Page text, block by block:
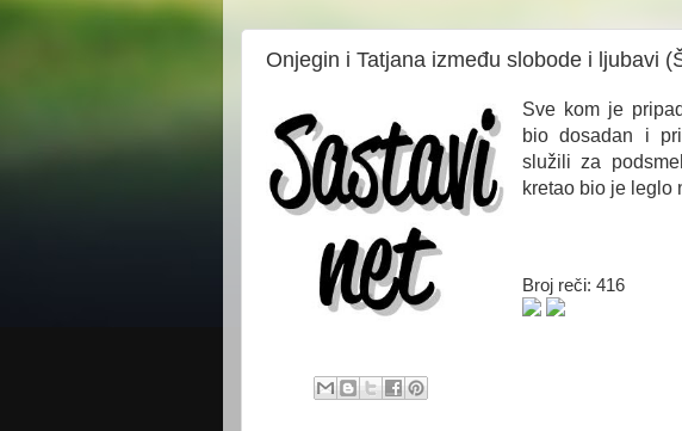
Onjegin i Tatjana između slobode i ljubavi
Sve kom je
bio dosadan i
služili za
kretao bio je leglo
Broj reči: 416